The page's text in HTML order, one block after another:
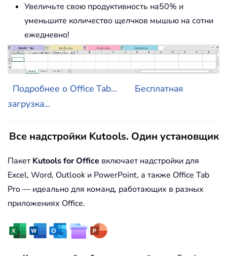
Увеличьте свою продуктивность на50% и
уменьшите количество щелчков мышью на сотни
ежедневно!
Подробнее о Office Tab...
Бесплатная
загрузка...
Все надстройки Kutools. Один установщик
Пакет Kutools for Office включает надстройки для
Excel, Word, Outlook и PowerPoint, а также Office Tab
Pro — идеально для команд, работающих в разных
приложениях Office.